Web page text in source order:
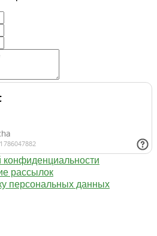
конфиденциальности
рассылок
персональных данных